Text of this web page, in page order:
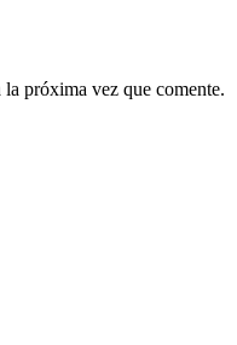
próxima vez que comente.